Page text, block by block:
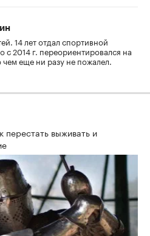
14 лет отдал спортивной
с 2014 г. переориентировался на
еще ни разу не пожалел.
выживать и